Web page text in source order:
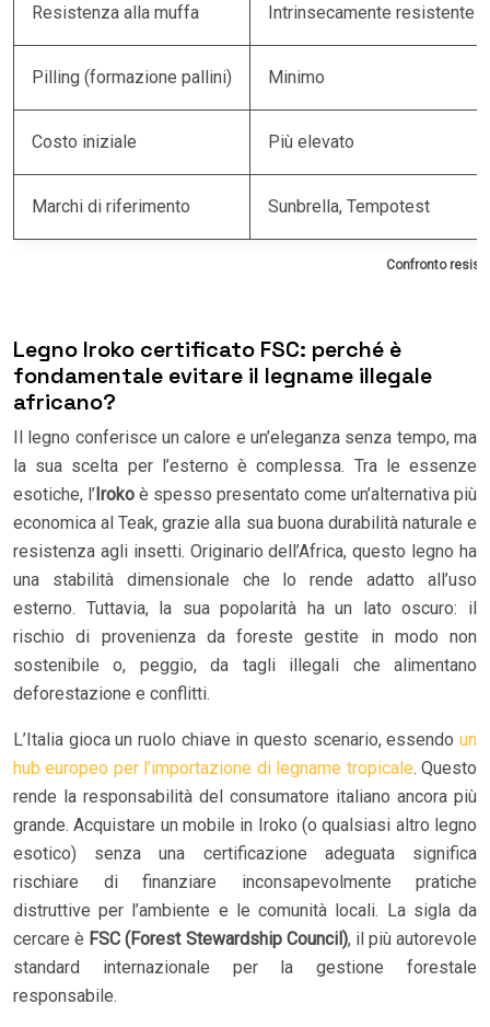
Confronto
Resistenza alla muffa Intrinsecamente resistente
Pilling (formazione pallini) Minimo
Costo iniziale Più elevato
Marchi di riferimento Sunbrella, Tempotest
Legno Iroko certificato FSC: perché è
fondamentale evitare il legname illegale
africano?
Il legno conferisce un calore e un’eleganza senza tempo, ma
la sua scelta per l’esterno è complessa. Tra le essenze
esotiche, l’Iroko è spesso presentato come un’alternativa più
economica al Teak, grazie alla sua buona durabilità naturale e
resistenza agli insetti. Originario dell’Africa, questo legno ha
una stabilità dimensionale che lo rende adatto all’uso
esterno. Tuttavia, la sua popolarità ha un lato oscuro: il
rischio di provenienza da foreste gestite in modo non
sostenibile o, peggio, da tagli illegali che alimentano
deforestazione e conflitti.
L’Italia gioca un ruolo chiave in questo scenario, essendo un
hub europeo per l’importazione di legname tropicale. Questo
rende la responsabilità del consumatore italiano ancora più
grande. Acquistare un mobile in Iroko (o qualsiasi altro legno
esotico) senza una certificazione adeguata significa
rischiare di finanziare inconsapevolmente pratiche
distruttive per l’ambiente e le comunità locali. La sigla da
cercare è FSC (Forest Stewardship Council), il più autorevole
standard internazionale per la gestione forestale
responsabile.